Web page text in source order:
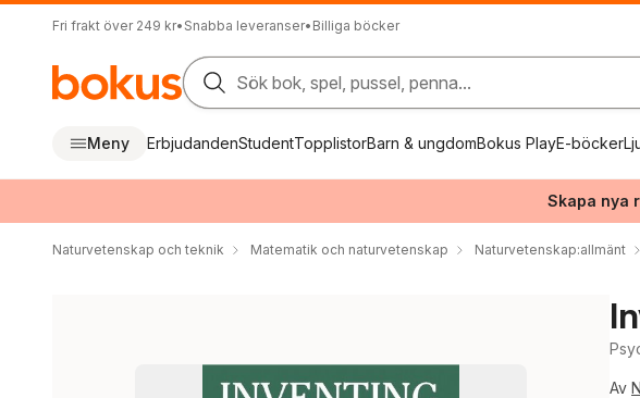
Fri frakt över 249 kr• Snabba leveranser• Billiga böcker
Sök bok, spel, pussel, penna...
Meny ErbjudandenStudentTopplistorBarn & ungdomBokus PlayE-böcker
Skapa nya
Naturvetenskap och teknik Matematik och naturvetenskap Naturvetenskap:allmänt
Av